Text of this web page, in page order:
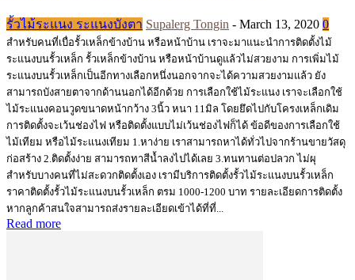
รั้วไม้ระแนง ระแนงบังตา Supalerg Tongin - March 13, 2020 0
สำหรับคนที่เบื่อรั้วเหล็กข้างบ้าน หรือหน้าบ้าน เราจะมาแนะนำการติดตั้งไม้
ระแนงบนรั้วเหล็ก รั้วเหล็กข้างบ้าน หรือหน้าบ้านดูแล้วไม่สวยงาม การเพิ่มไม้
ระแนงบนรั้วเหล็กเป็นอีกทางเลือกหนึ่งนอกจากจะได้ความสวยงามแล้ว ยัง
สามารถบังสายตาจากด้านนอกได้อีกด้วย การเลือกใช้ไม้ระแนง เราจะเลือกใช้
ไม้ระแนงคอนวูดขนาดหน้ากว้าง 3นิ้ว หนา 11มิล โดยยึดไปกับโครงเหล็กเดิม
การติดตั้งจะเว้นช่องไฟ หรือติดตั้งแบบไม่เว้นช่องไฟก็ได้ ข้อดีของการเลือกใช้
ไม้เทียม หรือไม้ระแนงเทียม 1.หาง่าย เราสามารถหาได้ทั่วไปจากร้านขายวัสดุ
ก่อสร้าง 2.ติดตั้งง่าย สามารถทาสีน้ำลงไปได้เลย 3.ทนทานต่อปลวก ไม่ผุ
สำหรับบางคนที่ไม่สะดวกติดตั้งเอง เรามีบริการติดตั้งรั้วไม้ระแนงบนรั้วเหล็ก
ราคาติดตั้งรั้วไม้ระแนงบนรั้วเหล็ก ตรม 1000-1200 บาท รายละเอียดการติดตั้ง
หากลูกค้าสนใจสามารถส่งรายละเอียดเข้าได้ที่ที่...
Read more